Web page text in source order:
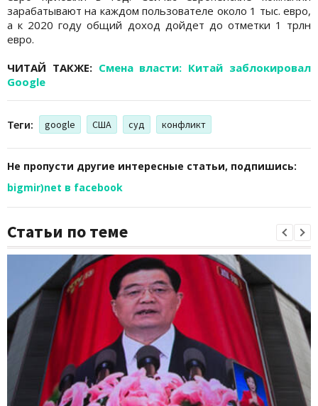
зарабатывают на каждом пользователе около 1 тыс. евро,
а к 2020 году общий доход дойдет до отметки 1 трлн
евро.
ЧИТАЙ ТАКЖЕ: Смена власти: Китай заблокировал
Google
Теги: google США суд конфликт
Не пропусти другие интересные статьи, подпишись:
bigmir)net в facebook
Статьи по теме